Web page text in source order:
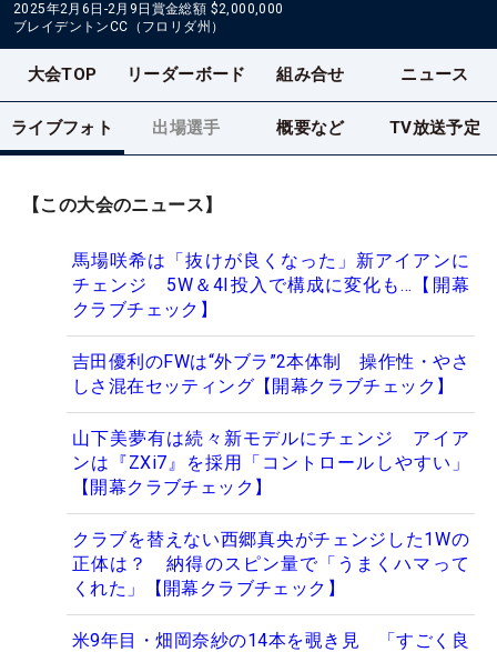
2025年2月6日-2月9日 賞金総額 $2,000,000
ブレイデントンCC（フロリダ州）
大会TOP リーダーボード 組み合せ ニュース
ライブフォト 出場選手 概要など TV放送予定
【この大会のニュース】
馬場咲希は「抜けが良くなった」新アイアンに
チェンジ 5W＆4I投入で構成に変化も…【開幕
クラブチェック】
吉田優利のFWは“外ブラ”2本体制 操作性・やさ
しさ混在セッティング【開幕クラブチェック】
山下美夢有は続々新モデルにチェンジ アイア
ンは『ZXi7』を採用「コントロールしやすい」
【開幕クラブチェック】
クラブを替えない西郷真央がチェンジした1Wの
正体は？ 納得のスピン量で「うまくハマって
くれた」【開幕クラブチェック】
米9年目・畑岡奈紗の14本を覗き見 「すごく良